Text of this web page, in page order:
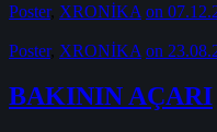
Poster, XRONİKA on
Poster, XRONİKA on
BAKININ AÇARI